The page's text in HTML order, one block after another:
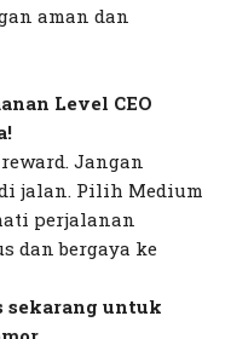
aman dan
Level CEO
reward. Jangan
jalan. Pilih Medium
perjalanan
dan bergaya ke
sekarang untuk